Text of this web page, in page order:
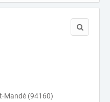
Mandé (94160)